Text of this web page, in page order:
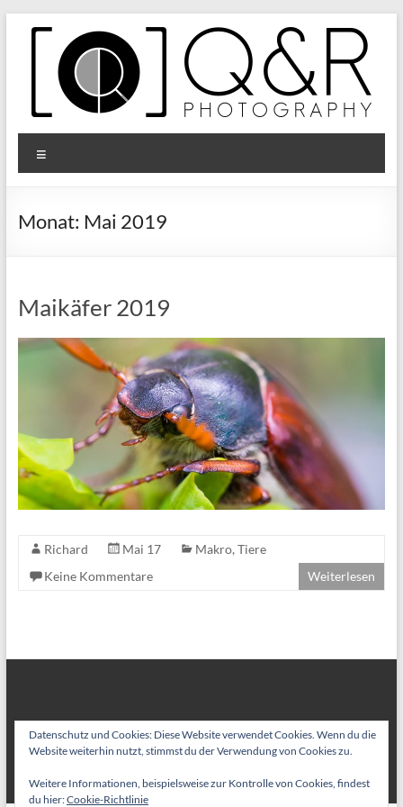
Inhalt
Q&R
Photography
Monat: Mai 2019
Maikäfer 2019
Richard Mai 17 Makro, Tiere
Keine Kommentare
Weiterlesen
Datenschutz und Cookies: Diese Website verwendet Cookies. Wenn du die
Website weiterhin nutzt, stimmst du der Verwendung von Cookies zu.
Weitere Informationen, beispielsweise zur Kontrolle von Cookies, findest
du hier:Cookie-Richtlinie